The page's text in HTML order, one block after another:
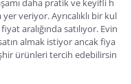
daha pratik ve keyifli h
veriyor. Ayrıcalıklı bir kul
aralığında satılıyor. Evin
almak istiyor ancak fiya
ürünleri tercih edebilirsin